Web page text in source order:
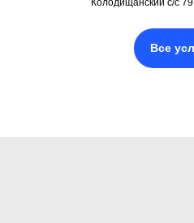
Все